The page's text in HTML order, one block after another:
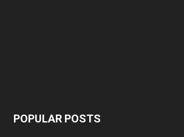
POPULAR POSTS